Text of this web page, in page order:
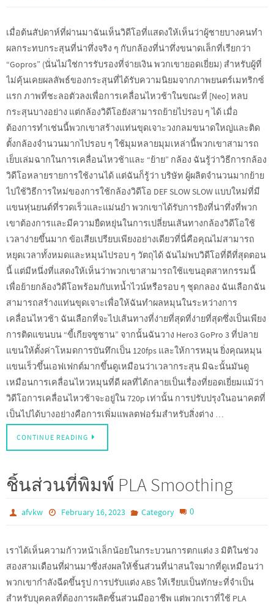
เมื่อต้นสัปดาห์ที่ผ่านมาฉันเห็นวิดีโอที่แสดงให้เห็นว่าผู้ชายบางคนทำ
ผลกระทบกระสุนที่น่าทึ่งจริง ๆ กับกล้องที่น่าทึ่งขนาดเล็กที่เรียกว่า
“Gopros” (นั่นไม่ใช่การรับรองที่จ่ายเงิน พวกเขายอดเยี่ยม) สำหรับผู้ที่
ไม่คุ้นเคยผลลัพธ์ของกระสุนที่ได้รับความนิยมจากภาพยนตร์เมทริกซ์
แรก ภาพที่ชะลอตัวลงเพื่อการเคลื่อนไหวช้าในขณะที่ [Neo] หลบ
กระสุนบางอย่าง แต่กล้องวิดีโอยังสามารถย้ายไปรอบ ๆ ได้ เมื่อ
ต้องการทำเช่นนี้พวกเขาสร้างแท่นขุดเจาะวงกลมขนาดใหญ่และติด
ตั้งกล้องจำนวนมากไปรอบ ๆ ใช้มุมหลายมุมเหล่านี้พวกเขาสามารถ
เย็บเล่มฉากในการเคลื่อนไหวช้าและ “ย้าย” กล้อง ฉันรู้ว่าวิธีการกล้อง
วิดีโอหลายรายการใช้งานได้ แต่ฉันก็รู้ว่า บริษัท ผู้ผลิตจำนวนมากย้าย
ไปใช้วิธีการใหม่ของการใช้กล้องวิดีโอ DEF SLOW SLOW แบบใหม่ที่มี
แขนหุ่นยนต์ที่รวดเร็วและแม่นยำ พวกเขาได้รับการยิงที่น่าทึ่งที่พวก
เขาต้องการและมีความยืดหยุ่นในการเปลี่ยนเส้นทางกล้องวิดีโอใช้
เวลาง่ายขึ้นมาก ข้อเสียเปรียบเพียงอย่างเดียวที่นี่คือคุณไม่สามารถ
หยุดเวลาทั้งหมดและหมุนไปรอบ ๆ วัตถุได้ ฉันไม่พบวิดีโอที่ดีที่สุดตอน
นี้ แต่มีหนึ่งที่แสดงให้เห็นว่าพวกเขาสามารถใช้แขนอุตสาหกรรมนี้
เพื่อย้ายกล้องวิดีโอพร้อมกับเทน้ำไวน์หรือรอบ ๆ ชุดกลอง ฉันเลือกฉัน
สามารถสร้างแท่นขุดเจาะเพื่อให้ฉันทำผลหมุนในระหว่างการ
เคลื่อนไหวช้า ฉันเลือกที่จะไปเส้นทางที่ง่ายที่สุดที่ง่ายที่สุดซึ่งเป็นเพียง
การติดแขนบน “ขี้เกียจซูซาน” จากนั้นฉันวาง Hero3 GoPro 3 ที่ปลาย
แขนให้ตั้งค่าโหมดการบันทึกเป็น 120fps และให้การหมุน ยิ่งคุณหมุน
แขนเร็วขึ้นเอฟเฟกต์มากขึ้นดูเหมือนว่าเวลากระสุน มิฉะนั้นมันดู
เหมือนการเคลื่อนไหวหมุนที่ดี ผลที่ได้กลายเป็นเรื่องที่ยอดเยี่ยมแม้ว่า
วิดีโอการเคลื่อนไหวช้าจะอยู่ใน 720p เท่านั้น การปรับปรุงในอนาคตที่
เป็นไปได้บางอย่างคือการเพิ่มแพลตฟอร์มสำหรับสิ่งต่าง …
CONTINUE READING
ชิ้นส่วนที่พิมพ์ PLA Smoothing
afvkw February 16, 2023 Category 0
เราได้เห็นความก้าวหน้าเล็กน้อยในกระบวนการตกแต่ง 3 มิติในช่วง
สองสามเดือนที่ผ่านมาซึ่งส่งผลให้ชิ้นส่วนที่น่าสนใจมากที่ดูเหมือนว่า
พวกเขากำลังฉีดขึ้นรูป การปรับแต่ง ABS ให้เรียบเป็นทักษะที่จำเป็น
สำหรับบุคคลที่ต้องการผลิตชิ้นส่วนมืออาชีพ แต่พวกเราที่ใช้ PLA